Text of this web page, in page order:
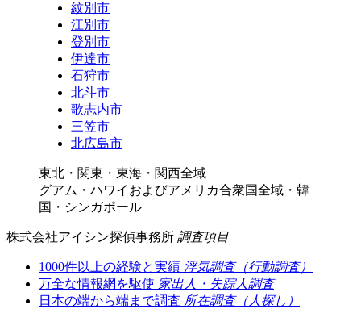
紋別市
江別市
登別市
伊達市
石狩市
北斗市
歌志内市
三笠市
北広島市
東北・関東・東海・関西全域
グアム・ハワイおよびアメリカ合衆国全域・韓
国・シンガポール
株式会社アイシン探偵事務所 調査項目
1000件以上の経験と実績 浮気調査（行動調査）
万全な情報網を駆使 家出人・失踪人調査
日本の端から端まで調査 所在調査（人探し）